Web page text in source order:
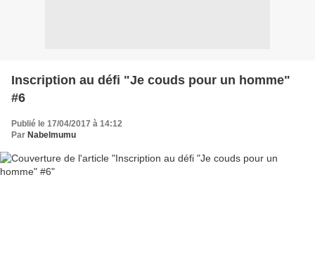
Inscription au défi "Je couds pour un homme"
#6
Publié le 17/04/2017 à 14:12
Par Nabelmumu